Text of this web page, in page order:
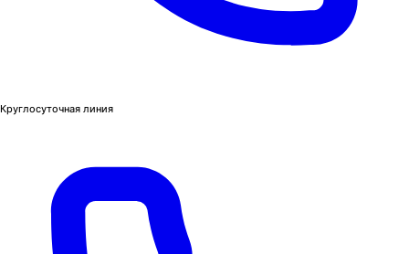
Круглосуточная линия